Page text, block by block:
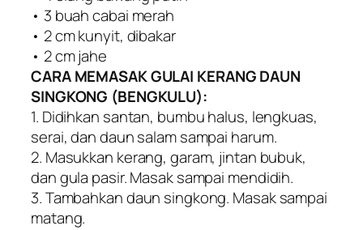
• 3 buah cabai merah
• 2 cm kunyit, dibakar
• 2 cm jahe
CARA MEMASAK GULAI KERANG DAUN
SINGKONG (BENGKULU):
1. Didihkan santan, bumbu halus, lengkuas,
serai, dan daun salam sampai harum.
2. Masukkan kerang, garam, jintan bubuk,
dan gula pasir. Masak sampai mendidih.
3. Tambahkan daun singkong. Masak sampai
matang.